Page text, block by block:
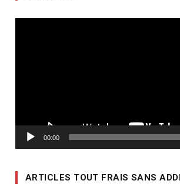
00:00
ARTICLES TOUT FRAIS SANS